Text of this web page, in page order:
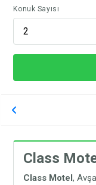
Konuk Sayısı
Class
Class Motel,